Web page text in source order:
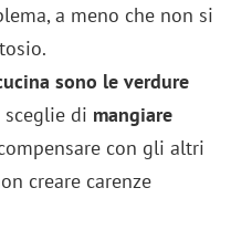
a meno che non si
sono le verdure
sceglie di mangiare
con gli altri
creare carenze